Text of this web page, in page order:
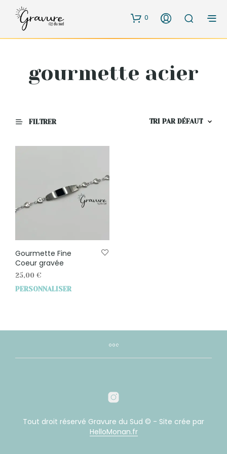
0
gourmette acier
FILTRER
Gourmette Fine
Coeur gravée
25,00 €
PERSONNALISER
Tout droit réservé Gravure du Sud © - Site crée par
HelloMonan.fr